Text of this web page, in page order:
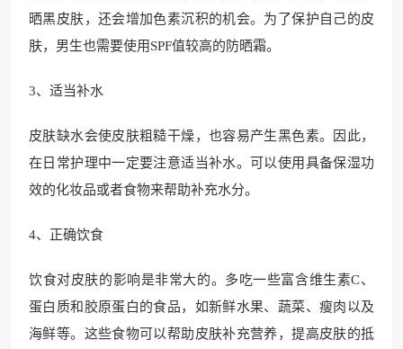
晒黑皮肤，还会增加色素沉积的机会。为了保护自己的皮
肤，男生也需要使用SPF值较高的防晒霜。
3、适当补水
皮肤缺水会使皮肤粗糙干燥，也容易产生黑色素。因此，
在日常护理中一定要注意适当补水。可以使用具备保湿功
效的化妆品或者食物来帮助补充水分。
4、正确饮食
饮食对皮肤的影响是非常大的。多吃一些富含维生素C、
蛋白质和胶原蛋白的食品，如新鲜水果、蔬菜、瘦肉以及
海鲜等。这些食物可以帮助皮肤补充营养，提高皮肤的抵